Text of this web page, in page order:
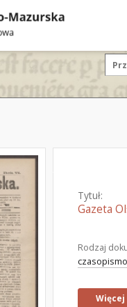
Tytuł:
Gazeta
Rodzaj
czasopismo
Więcej